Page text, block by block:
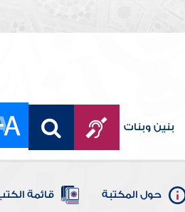
بنين وبنات
حول المكتبة قائمة